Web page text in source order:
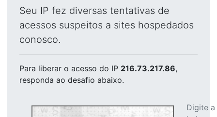
Seu IP fez diversas tentativas de
acessos suspeitos a sites hospedados
conosco.
Para liberar o acesso do IP 216.73.217.86,
responda ao desafio abaixo.
Digite